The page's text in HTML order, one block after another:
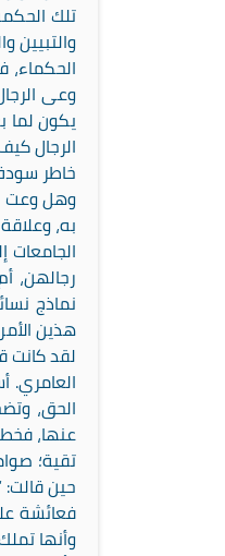
تلك
والتبيين
الحكماء،
وعى
يكون لما
الرجال
خاطر
وهل وعت
به،
نماذج
هذين
لقد كانت
الحق،
عنها،
تقية؛
حين
فعائشة
وأنها